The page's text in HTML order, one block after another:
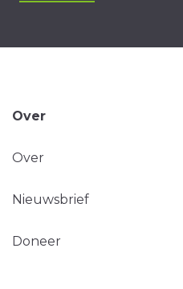
Over
Over
Nieuwsbrief
Doneer